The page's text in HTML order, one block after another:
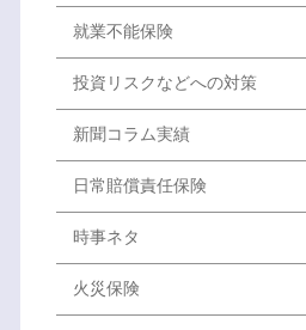
就業不能保険
投資リスクなどへの対策
新聞コラム実績
日常賠償責任保険
時事ネタ
火災保険